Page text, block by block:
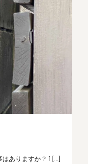
ありますか？ 1 […]